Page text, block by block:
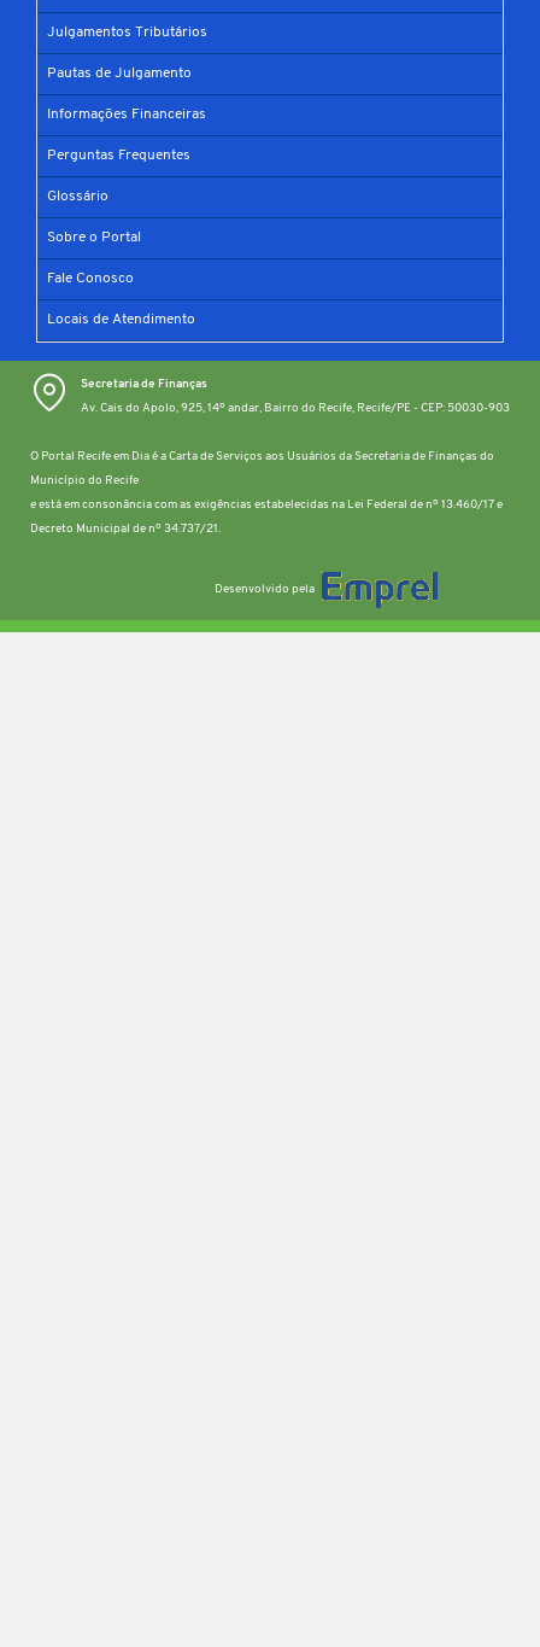
Julgamentos Tributários
Pautas de Julgamento
Informações Financeiras
Perguntas Frequentes
Glossário
Sobre o Portal
Fale Conosco
Locais de Atendimento
Secretaria de Finanças
Av. Cais do Apolo, 925, 14º andar, Bairro do Recife, Recife/PE - CEP: 50030-903
O Portal Recife em Dia é a Carta de Serviços aos Usuários da Secretaria de Finanças do
Município do Recife
e está em consonância com as exigências estabelecidas na Lei Federal de nº 13.460/17 e
Decreto Municipal de nº 34.737/21.
Desenvolvido pela